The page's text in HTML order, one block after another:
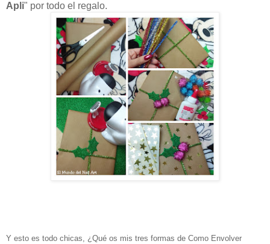
Apli" por todo el regalo.
Y esto es todo chicas, ¿Qué os mis tres formas de Como Envolver